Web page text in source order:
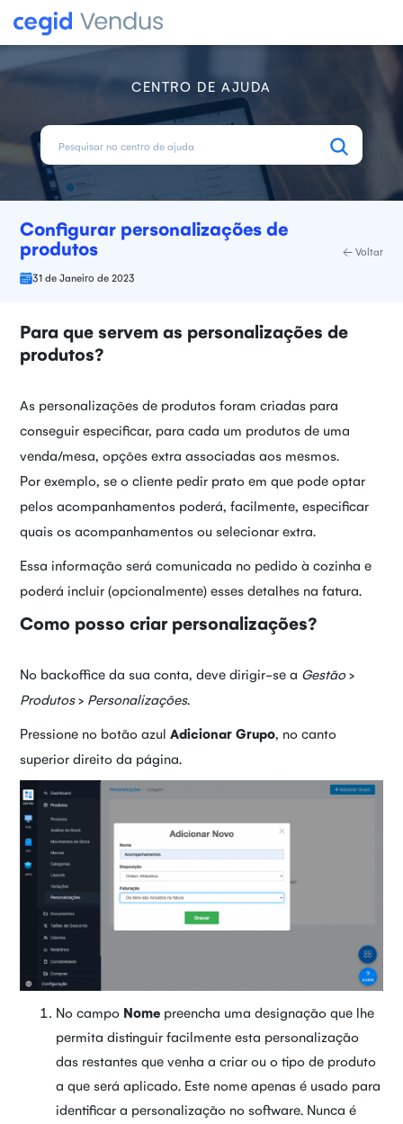
CENTRO DE AJUDA
Configurar personalizações de
produtos
31 de Janeiro de 2023
Voltar
Para que servem as personalizações de
produtos?
As personalizações de produtos foram criadas para
conseguir especificar, para cada um produtos de uma
venda/mesa, opções extra associadas aos mesmos.
Por exemplo, se o cliente pedir prato em que pode optar
pelos acompanhamentos poderá, facilmente, especificar
quais os acompanhamentos ou selecionar extra.
Essa informação será comunicada no pedido à cozinha e
poderá incluir (opcionalmente) esses detalhes na fatura.
Como posso criar personalizações?
No backoffice da sua conta, deve dirigir-se a Gestão>
Produtos> Personalizações.
Pressione no botão azulAdicionar Grupo, no canto
superior direito da página.
No campo Nome preencha uma designação que lhe
permita distinguir facilmente esta personalização
das restantes que venha a criar ou o tipo de produto
a que será aplicado. Este nome apenas é usado para
identificar a personalização no software. Nunca é